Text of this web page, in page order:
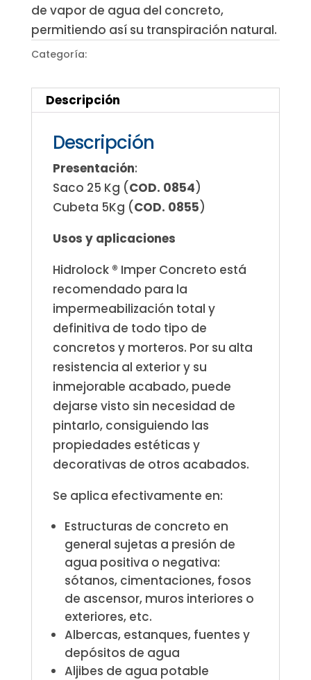
de vapor de agua del concreto,
permitiendo así su transpiración natural.
Categoría:
Descripción
Descripción
Presentación:
Saco 25 Kg (COD. 0854)
Cubeta 5Kg (COD. 0855)
Usos y aplicaciones
Hidrolock ® Imper Concreto está
recomendado para la
impermeabilización total y
definitiva de todo tipo de
concretos y morteros. Por su alta
resistencia al exterior y su
inmejorable acabado, puede
dejarse visto sin necesidad de
pintarlo, consiguiendo las
propiedades estéticas y
decorativas de otros acabados.
Se aplica efectivamente en:
Estructuras de concreto en
general sujetas a presión de
agua positiva o negativa:
sótanos, cimentaciones, fosos
de ascensor, muros interiores o
exteriores, etc.
Albercas, estanques, fuentes y
depósitos de agua
Aljibes de agua potable